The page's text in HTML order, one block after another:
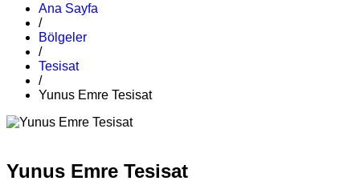
Ana Sayfa
/
Bölgeler
/
Tesisat
/
Yunus Emre Tesisat
Yunus Emre Tesisat